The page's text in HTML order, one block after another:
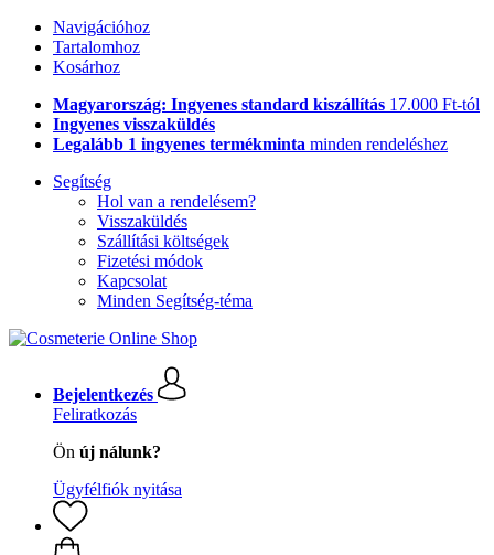
Navigációhoz
Tartalomhoz
Kosárhoz
Magyarország: Ingyenes standard kiszállítás 17.000 Ft-tól
Ingyenes visszaküldés
Legalább 1 ingyenes termékminta minden rendeléshez
Segítség
Hol van a rendelésem?
Visszaküldés
Szállítási költségek
Fizetési módok
Kapcsolat
Minden Segítség-téma
Bejelentkezés
Feliratkozás
Ön új nálunk?
Ügyfélfiók nyitása